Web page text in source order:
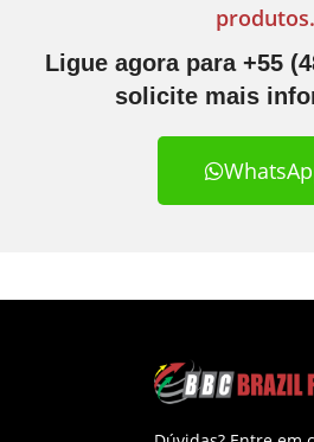
produtos.
Ligue agora para +55
solicite mais